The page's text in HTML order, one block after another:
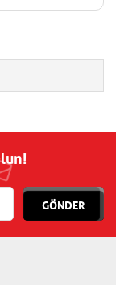
GÖNDER